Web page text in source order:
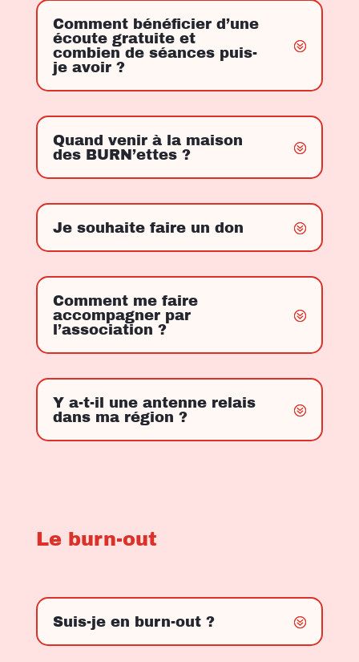
Comment bénéficier d’une
écoute gratuite et
combien de séances puis-
je avoir ?
Quand venir à la maison
des BURN’ettes ?
Je souhaite faire un don
Comment me faire
accompagner par
l’association ?
Y a-t-il une antenne relais
dans ma région ?
Le burn-out
Suis-je en burn-out ?